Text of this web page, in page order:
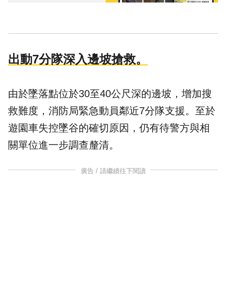
出動7分隊深入邊坡搶救。
由於墜落點位於30至40公尺深的邊坡，增加搜
救難度，消防局緊急動員鄰近7分隊支援。至於
遊園車失控墜谷的確切原因，仍有待警方與相
關單位進一步調查釐清。
廣告 / 請繼續往下閱讀